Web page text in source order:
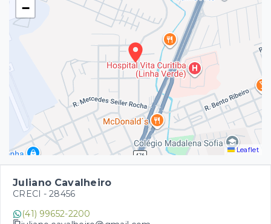
−
Leaflet
Juliano Cavalheiro
CRECI - 28456
(41) 99652-2200